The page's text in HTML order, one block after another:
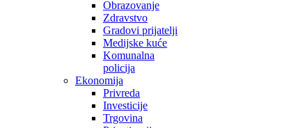
Obrazovanje
Zdravstvo
Gradovi prijatelji
Medijske kuće
Komunalna
policija
Ekonomija
Privreda
Investicije
Trgovina